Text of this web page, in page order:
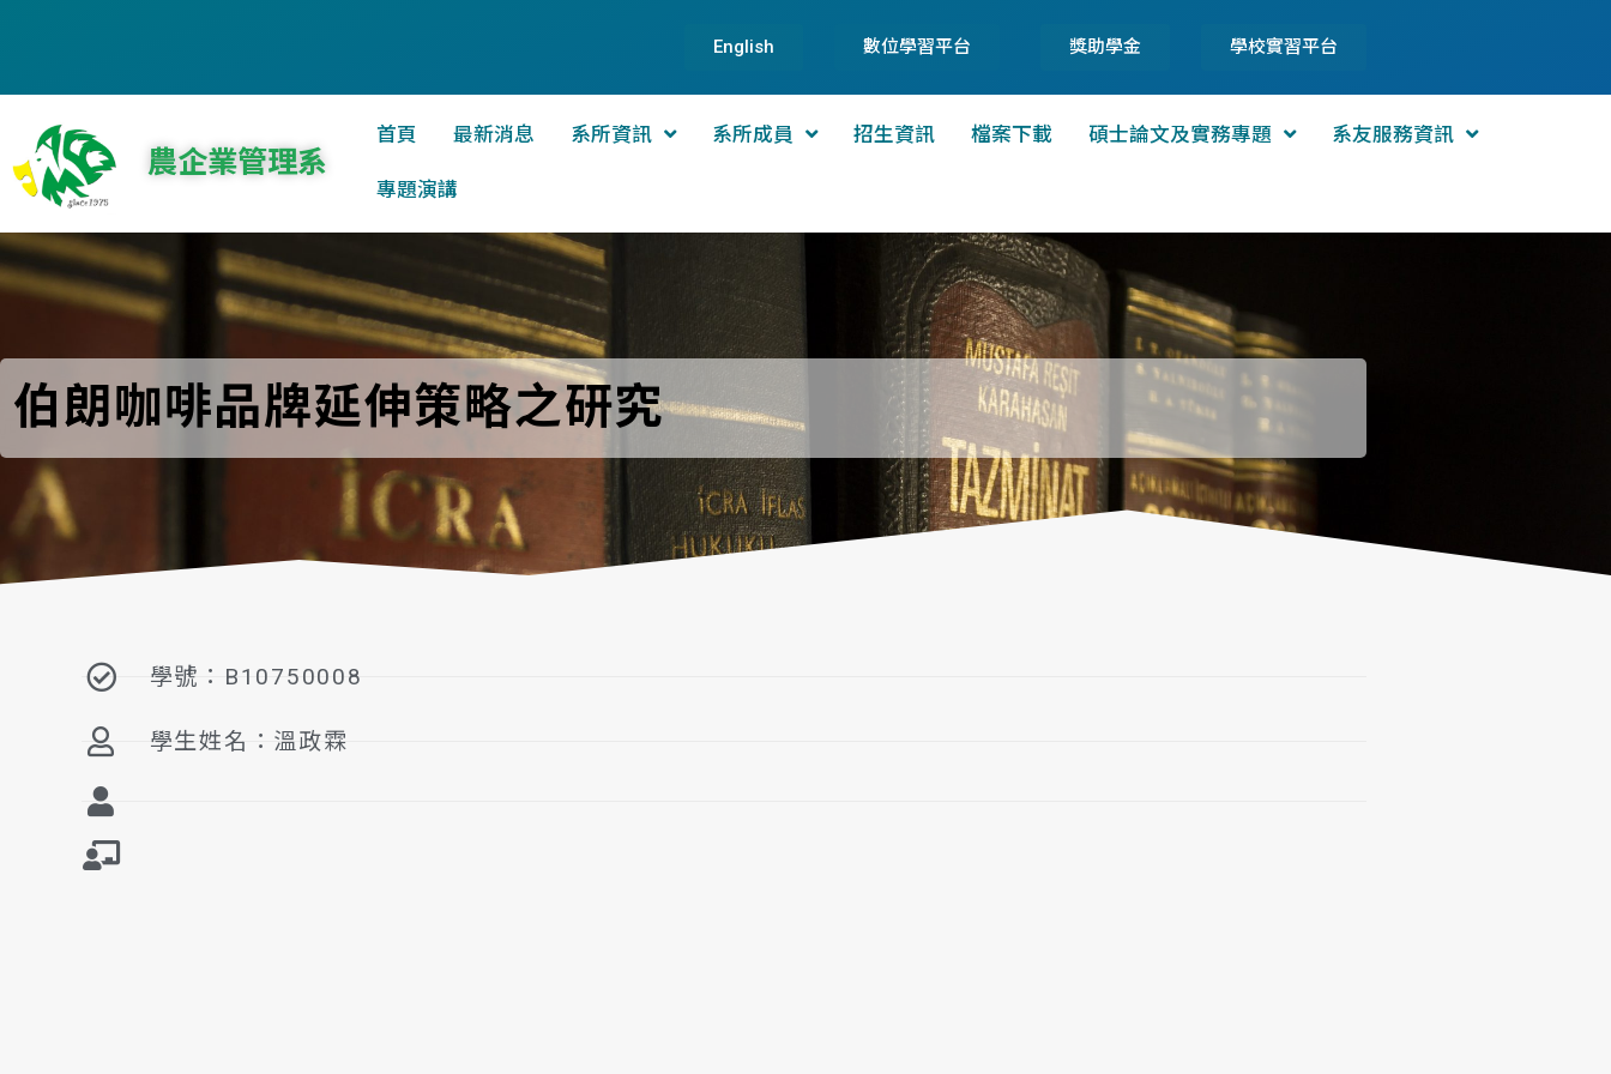
English 數位學習平台 獎助學金 學校實習平台
農企業管理系
首頁 最新消息 系所資訊 系所成員 招生資訊 檔案下載 碩士論文及實務專題 系友服務資訊
專題演講
伯朗咖啡品牌延伸策略之研究
學號：B10750008
學生姓名：溫政霖